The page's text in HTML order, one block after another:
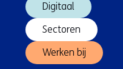
Digitaal
Sectoren
Werken bij